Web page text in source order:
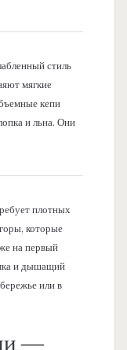
стиль
мягкие
кепи
и льна. Они
плотных
которые
на первый
и дышащий
или в
—